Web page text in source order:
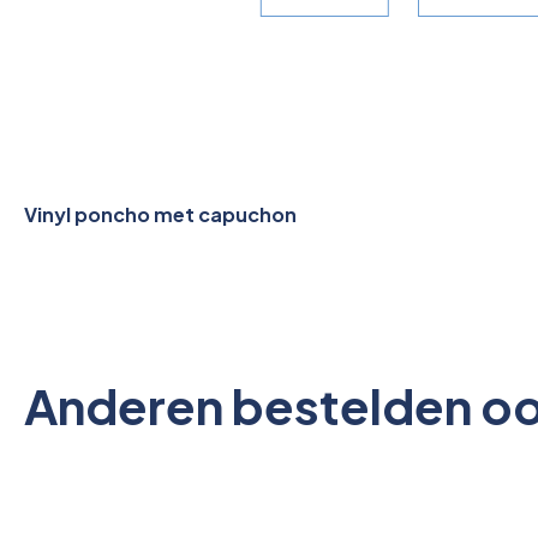
Vinyl poncho met capuchon
Anderen bestelden